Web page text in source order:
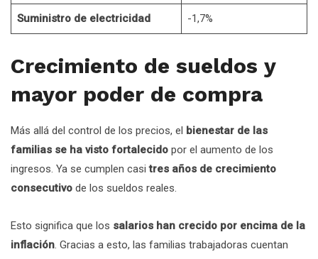
Suministro de electricidad -1,7%
Crecimiento de sueldos y
mayor poder de compra
Más allá del control de los precios, el bienestar de las
familias se ha visto fortalecido por el aumento de los
ingresos. Ya se cumplen casi tres años de crecimiento
consecutivo de los sueldos reales.
Esto significa que los salarios han crecido por encima de la
inflación . Gracias a esto, las familias trabajadoras cuentan